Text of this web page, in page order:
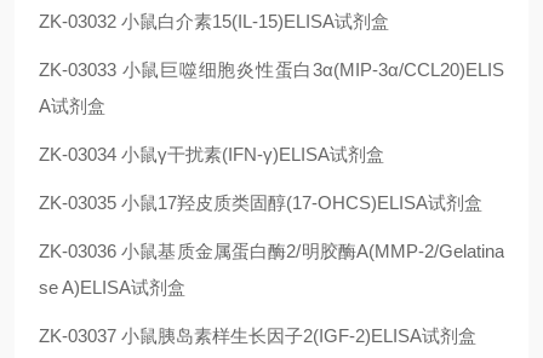
ZK-03032 小鼠白介素15(IL-15)ELISA试剂盒
ZK-03033 小鼠巨噬细胞炎性蛋白3α(MIP-3α/CCL20)ELIS
A试剂盒
ZK-03034 小鼠γ干扰素(IFN-γ)ELISA试剂盒
ZK-03035 小鼠17羟皮质类固醇(17-OHCS)ELISA试剂盒
ZK-03036 小鼠基质金属蛋白酶2/明胶酶A(MMP-2/Gelatina
se A)ELISA试剂盒
ZK-03037 小鼠胰岛素样生长因子2(IGF-2)ELISA试剂盒